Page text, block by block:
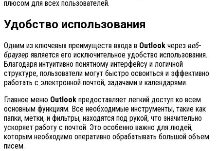
плюсом для всех пользователей.
Удобство использования
Одним из ключевых преимуществ входа в Outlook через веб-
браузер является его исключительное удобство использования.
Благодаря интуитивно понятному интерфейсу и логичной
структуре, пользователи могут быстро освоиться и эффективно
работать с электронной почтой, задачами и календарями.
Главное меню Outlook предоставляет легкий доступ ко всем
основным функциям. Все необходимые инструменты, такие как
папки, метки, и фильтры, находятся под рукой, что значительно
ускоряет работу с почтой. Это особенно важно для людей,
которым необходимо оперативно обрабатывать большой объем
писем.